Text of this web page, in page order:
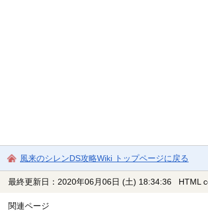
風来のシレンDS攻略Wiki トップページに戻る
最終更新日：2020年06月06日 (土) 18:34:36 HTML
関連ページ